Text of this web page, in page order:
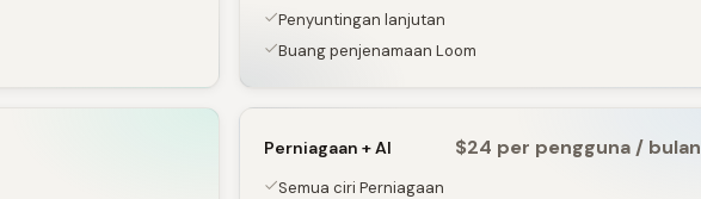
Penyuntingan lanjutan
Buang penjenamaan Loom
Perniagaan + AI $24 per pengguna / bulan
Semua ciri Perniagaan